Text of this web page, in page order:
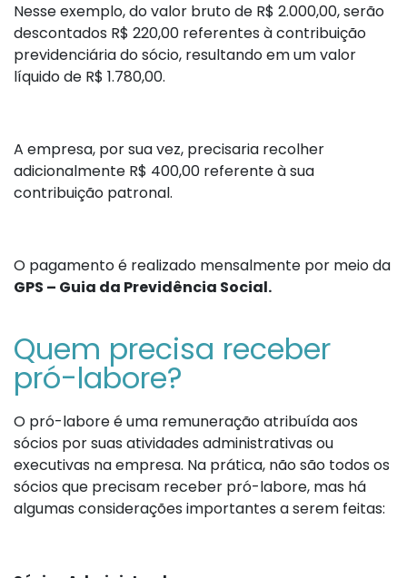
Nesse exemplo, do valor bruto de R$ 2.000,00, serão
descontados R$ 220,00 referentes à contribuição
previdenciária do sócio, resultando em um valor
líquido de R$ 1.780,00.
A empresa, por sua vez, precisaria recolher
adicionalmente R$ 400,00 referente à sua
contribuição patronal.
O pagamento é realizado mensalmente por meio da
GPS – Guia da Previdência Social.
Quem precisa receber
pró-labore?
O pró-labore é uma remuneração atribuída aos
sócios por suas atividades administrativas ou
executivas na empresa. Na prática, não são todos os
sócios que precisam receber pró-labore, mas há
algumas considerações importantes a serem feitas: